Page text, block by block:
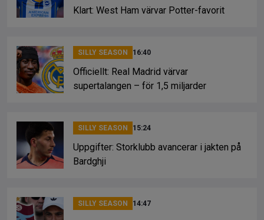
Klart: West Ham värvar Potter-favorit
SILLY SEASON 16:40
Officiellt: Real Madrid värvar
supertalangen – för 1,5 miljarder
SILLY SEASON 15:24
Uppgifter: Storklubb avancerar i jakten på
Bardghji
SILLY SEASON 14:47